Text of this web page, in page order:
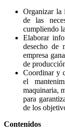
Organizar la
de las
cumpliendo
Elaborar
desecho de
empresa
de
Coordinar y
el
maquinaria,
para
de los
Contenidos